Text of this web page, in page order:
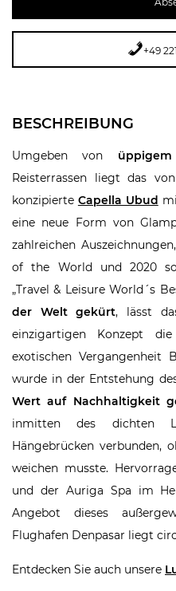
+49
BESCHREIBUNG
Umgeben von
Reisterrassen liegt das von
konzipierte Capella Ubud
eine neue Form von
zahlreichen
of the World und 2020
„Travel & Leisure World´s
der Welt gekürt, lässt
einzigartigen Konzept
exotischen Vergangenheit
wurde in der Entstehung
Wert auf Nachhaltigkeit
inmitten des dichten
Hängebrücken verbunden,
weichen musste.
und der Auriga Spa im
Angebot dieses
Flughafen Denpasar liegt
Entdecken Sie auch unsere